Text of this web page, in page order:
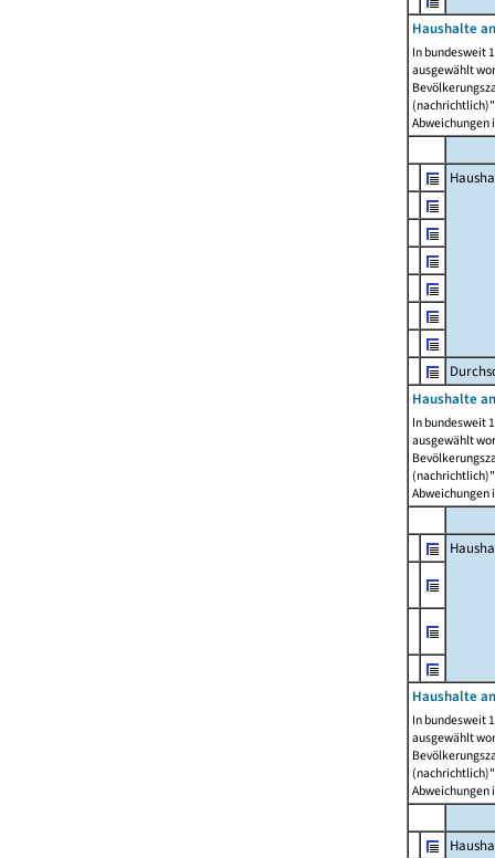
Haushalte
In bundesweit
ausgewählt
Abweichungen
Haushalte
In bundesweit
ausgewählt
Abweichungen
Haushalte
In bundesweit
ausgewählt
Abweichungen